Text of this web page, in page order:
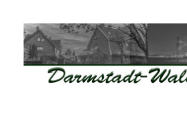
Inhalt
springen